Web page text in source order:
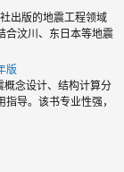
出版的地震工程领域
合汶川、东日本等地震
版
念设计、结构计算分
导。该书专业性强，